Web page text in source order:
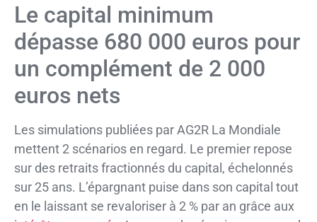
Le capital minimum
dépasse 680 000 euros pour
un complément de 2 000
euros nets
Les simulations publiées par AG2R La Mondiale
mettent 2 scénarios en regard. Le premier repose
sur des retraits fractionnés du capital, échelonnés
sur 25 ans. L’épargnant puise dans son capital tout
en le laissant se revaloriser à 2 % par an grâce aux